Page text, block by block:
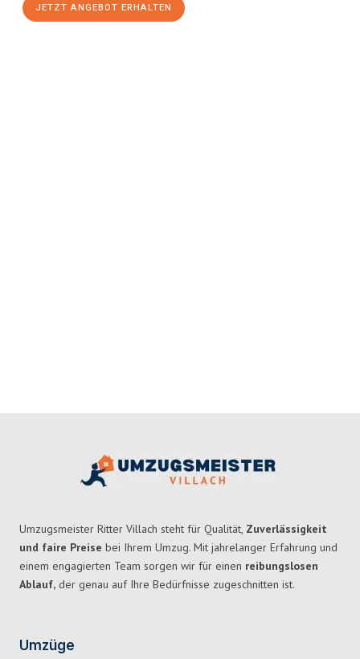
JETZT ANGEBOT ERHALTEN
Umzugsmeister Ritter Villach steht für Qualität, Zuverlässigkeit
und faire Preise bei Ihrem Umzug. Mit jahrelanger Erfahrung und
einem engagierten Team sorgen wir für einen reibungslosen
Ablauf, der genau auf Ihre Bedürfnisse zugeschnitten ist.
Umzüge